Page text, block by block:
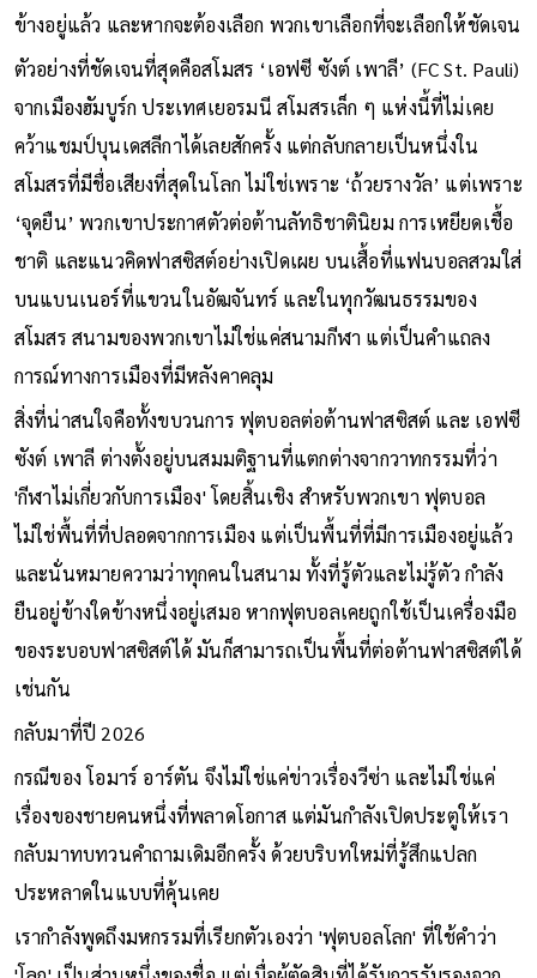
ข้างอยู่แล้ว และหากจะต้องเลือก พวกเขาเลือกที่จะเลือกให้ชัดเจน
ตัวอย่างที่ชัดเจนที่สุดคือสโมสร ‘เอฟซี ซังต์ เพาลี’ (FC St. Pauli)
จากเมืองฮัมบูร์ก ประเทศเยอรมนี สโมสรเล็ก ๆ แห่งนี้ที่ไม่เคย
คว้าแชมป์บุนเดสลีกาได้เลยสักครั้ง แต่กลับกลายเป็นหนึ่งใน
สโมสรที่มีชื่อเสียงที่สุดในโลก ไม่ใช่เพราะ ‘ถ้วยรางวัล’ แต่เพราะ
‘จุดยืน’ พวกเขาประกาศตัวต่อต้านลัทธิชาตินิยม การเหยียดเชื้อ
ชาติ และแนวคิดฟาสซิสต์อย่างเปิดเผย บนเสื้อที่แฟนบอลสวมใส่
บนแบนเนอร์ที่แขวนในอัฒจันทร์ และในทุกวัฒนธรรมของ
สโมสร สนามของพวกเขาไม่ใช่แค่สนามกีฬา แต่เป็นคำแถลง
การณ์ทางการเมืองที่มีหลังคาคลุม
สิ่งที่น่าสนใจคือทั้งขบวนการ ฟุตบอลต่อต้านฟาสซิสต์ และ เอฟซี
ซังต์ เพาลี ต่างตั้งอยู่บนสมมติฐานที่แตกต่างจากวาทกรรมที่ว่า
'กีฬาไม่เกี่ยวกับการเมือง' โดยสิ้นเชิง สำหรับพวกเขา ฟุตบอล
ไม่ใช่พื้นที่ที่ปลอดจากการเมือง แต่เป็นพื้นที่ที่มีการเมืองอยู่แล้ว
และนั่นหมายความว่าทุกคนในสนาม ทั้งที่รู้ตัวและไม่รู้ตัว กำลัง
ยืนอยู่ข้างใดข้างหนึ่งอยู่เสมอ หากฟุตบอลเคยถูกใช้เป็นเครื่องมือ
ของระบอบฟาสซิสต์ได้ มันก็สามารถเป็นพื้นที่ต่อต้านฟาสซิสต์ได้
เช่นกัน
กลับมาที่ปี 2026
กรณีของ โอมาร์ อาร์ตัน จึงไม่ใช่แค่ข่าวเรื่องวีซ่า และไม่ใช่แค่
เรื่องของชายคนหนึ่งที่พลาดโอกาส แต่มันกำลังเปิดประตูให้เรา
กลับมาทบทวนคำถามเดิมอีกครั้ง ด้วยบริบทใหม่ที่รู้สึกแปลก
ประหลาดในแบบที่คุ้นเคย
เรากำลังพูดถึงมหกรรมที่เรียกตัวเองว่า 'ฟุตบอลโลก' ที่ใช้คำว่า